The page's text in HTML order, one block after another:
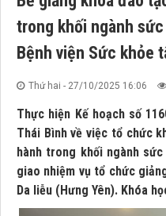
trong khối ngành
Bệnh viện Sức khỏe
Thứ hai - 27/10/2025 16:06
Thực hiện Kế hoạch số
Thái Bình về việc tổ chức
hành trong khối ngành
giao nhiệm vụ tổ chức
Da liễu (Hưng Yên). Khóa